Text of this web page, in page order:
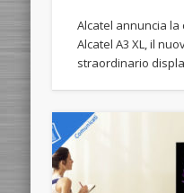
Alcatel annuncia
Alcatel A3 XL, il
straordinario